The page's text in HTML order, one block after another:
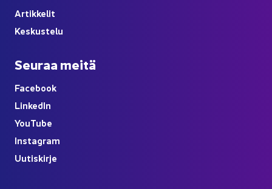
Ar­tik­ke­lit
Kes­kus­te­lu
Seu­raa meitä
Face­book
Lin­ke­dIn
YouTube
Ins­ta­gram
Uu­tis­kir­je